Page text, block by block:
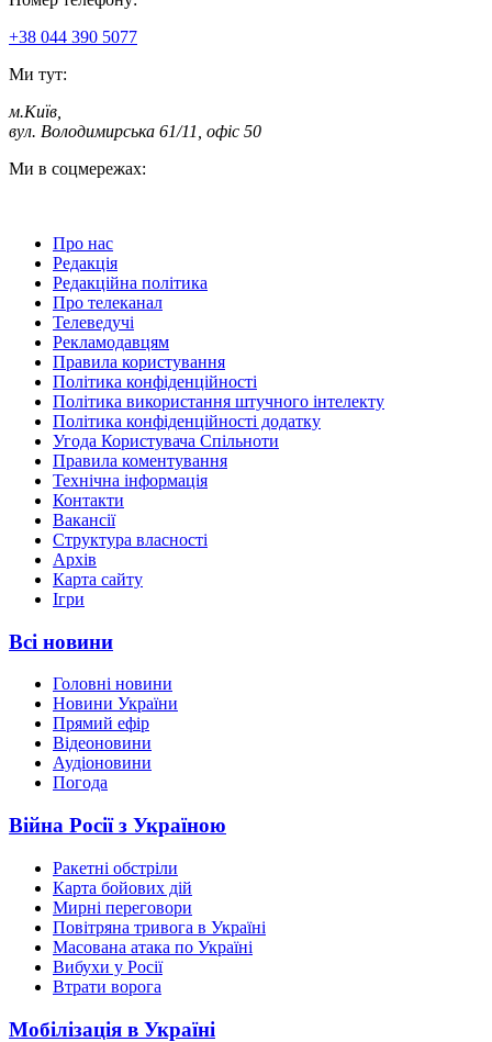
+38 044 390 5077
Ми тут:
м.Київ
вул. Володимирська 61/11, офіс 50
Ми в соцмережах:
Про нас
Редакція
Редакційна політика
Про телеканал
Телеведучі
Рекламодавцям
Правила користування
Політика конфіденційності
Політика використання штучного інтелекту
Політика конфіденційності додатку
Угода Користувача Спільноти
Правила коментування
Технічна інформація
Контакти
Вакансії
Структура власності
Архів
Карта сайту
Ігри
Всі новини
Головні новини
Новини України
Прямий ефір
Відеоновини
Аудіоновини
Погода
Війна Росії з Україною
Ракетні обстріли
Карта бойових дій
Мирні переговори
Повітряна тривога в Україні
Масована атака по Україні
Вибухи у Росії
Втрати ворога
Мобілізація в Україні